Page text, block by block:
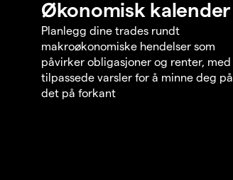
Økonomisk kalender
Planlegg dine trades rundt
makroøkonomiske hendelser som
påvirker obligasjoner og renter, med
tilpassede varsler for å minne deg på
det på forkant